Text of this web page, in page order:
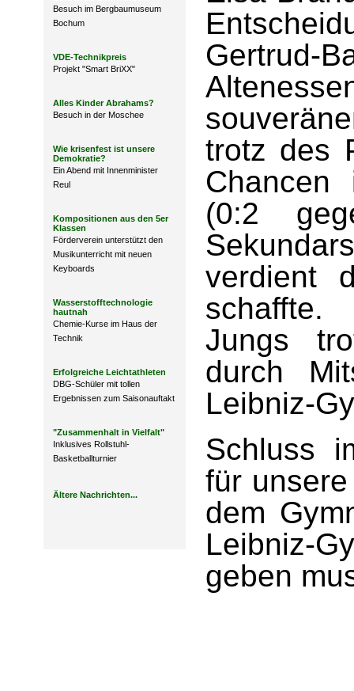
Besuch im Bergbaumuseum
Bochum
VDE-Technikpreis
Projekt "Smart BriXX"
Alles Kinder Abrahams?
Besuch in der Moschee
Wie krisenfest ist unsere
Demokratie?
Ein Abend mit Innenminister
Reul
Kompositionen aus den 5er
Klassen
Förderverein unterstützt den
Musikunterricht mit neuen
Keyboards
Wasserstofftechnologie
hautnah
Chemie-Kurse im Haus der
Technik
Erfolgreiche Leichtathleten
DBG-Schüler mit tollen
Ergebnissen zum Saisonauftakt
"Zusammenhalt in Vielfalt"
Inklusives Rollstuhl-
Basketballturnier
Ältere Nachrichten...
Gertrud-
trotz des
Chancen
(0:2
verdient
schaffte.
Jungs
durch
Leibniz-
Schluss
für
dem
Leibniz-
geben